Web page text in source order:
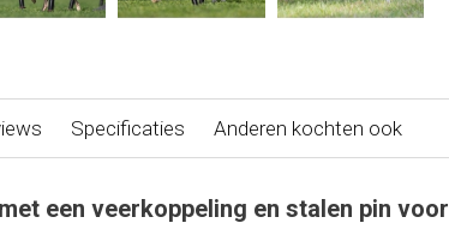
Specificaties Anderen kochten ook
een veerkoppeling en stalen pin voor